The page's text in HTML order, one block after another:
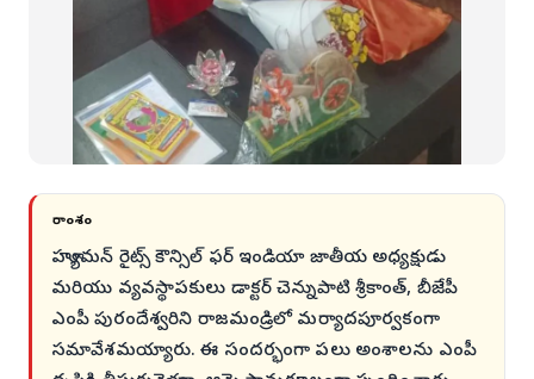
సారాంశం
హ్యూమన్ రైట్స్ కౌన్సిల్ ఫర్ ఇండియా జాతీయ అధ్యక్షుడు
మరియు వ్యవస్థాపకులు డాక్టర్ చెన్నుపాటి శ్రీకాంత్, బీజేపీ
ఎంపీ పురందేశ్వరిని రాజమండ్రిలో మర్యాదపూర్వకంగా
సమావేశమయ్యారు. ఈ సందర్భంగా పలు అంశాలను ఎంపీ